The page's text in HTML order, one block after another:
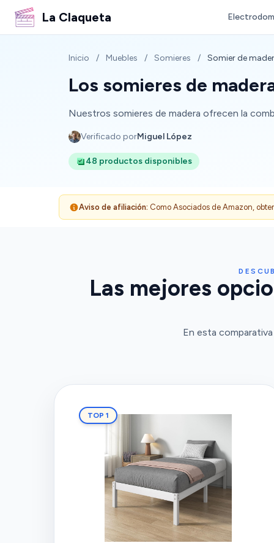
La Claqueta
Inicio / Muebles / Somieres / Somier de
Los somieres de
Nuestros somieres de madera ofrecen la
Verificado porMiguel López
48 productos disponibles
Aviso de afiliación: Como Asociados de Amazon,
Las mejores
En esta
TOP 1